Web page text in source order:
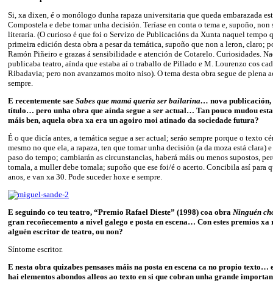
Si, xa dixen, é o monólogo dunha rapaza universitaria que queda embarazada
Compostela e debe tomar unha decisión. Teríase en conta o tema e, supoño, non
literaria. (O curioso é que foi o Servizo de Publicacións da Xunta naquel tempo
primeira edición desta obra a pesar da temática, supoño que non a leron, claro;
Ramón Piñeiro e grazas á sensibilidade e atención de Cotarelo. Curiosidades.
publicaba teatro, aínda que estaba aí o traballo de Pillado e M. Lourenzo cos
Ribadavia; pero non avanzamos moito niso). O tema desta obra segue de plena
sempre.
E recentemente sae Sabes que mamá quería ser bailarina… nova
título… pero unha obra que aínda segue a ser actual… Tan pouco mudou esta
máis ben, aquela obra xa era un agoiro moi atinado da sociedade futura?
É o que dicía antes, a temática segue a ser actual; seráo sempre porque o texto
mesmo no que ela, a rapaza, ten que tomar unha decisión (a da moza está clara)
paso do tempo; cambiarán as circunstancias, haberá máis ou menos supostos,
tomala, a muller debe tomala; supoño que ese foi/é o acerto. Concibila así para
anos, e van xa 30. Pode suceder hoxe e sempre.
E seguindo co teu teatro, “Premio Rafael Dieste” (1998) coa obra Ninguén
gran recoñecemento a nivel galego e posta en escena… Con estes premios xa
alguén escritor de teatro, ou non?
Síntome escritor.
E nesta obra quizabes pensases máis na posta en escena ca no propio texto…
hai elementos abondos alleos ao texto en si que cobran unha grande